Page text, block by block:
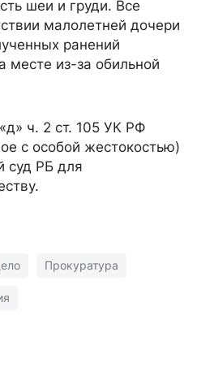
шеи и груди. Все
малолетней дочери
ранений
месте из-за обильной
ч. 2 ст. 105 УК РФ
с особой жестокостью)
суд РБ для
Прокуратура